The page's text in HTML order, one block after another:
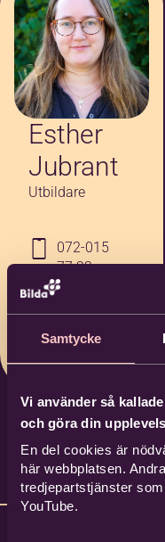
Samtycke
Vi använder så
och göra din
En del cookies är
här webbplatsen.
tredjepartstjänster
YouTube.
Esther
Jubrant
Utbildare
072-015
77 22
rant@bild
a.nu